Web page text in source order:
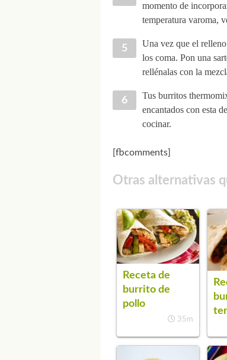
momento de
temperatura varoma,
Una vez que el
los coma. Pon una
rellénalas con la
Tus burritos
encantados con esta
cocinar.
[fbcomments]
Otras alternativas
Receta de
burrito de
pollo
35m